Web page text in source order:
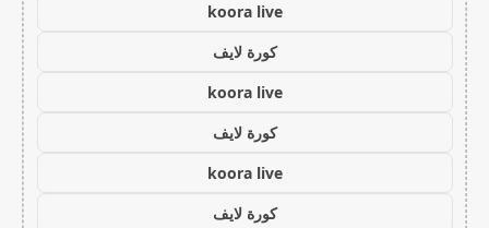
koora live
كورة لايف
koora live
كورة لايف
koora live
كورة لايف